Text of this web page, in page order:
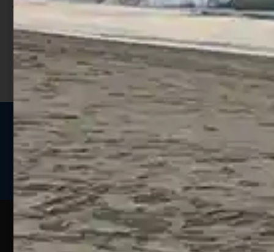
Utilizza i punti per ricevere uno
sconto;
I punti sono indicati nella pagina
prodotto;
Seguici sui social
Web
Pesca
EsperienzeAssistenza
Clienti
Contatti
Assistenza